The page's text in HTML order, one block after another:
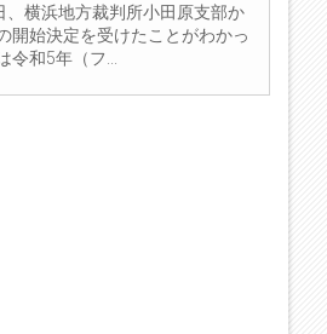
、横浜地方裁判所小田原支部か
開始決定を受けたことがわかっ
令和5年（フ...